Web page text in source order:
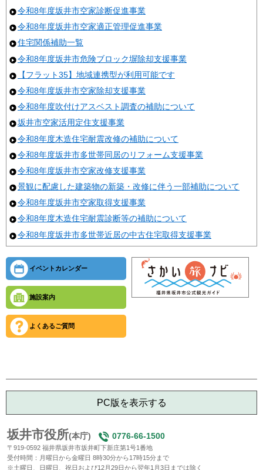
令和8年度坂井市空家診断促進事業
令和8年度坂井市空家適正管理促進事業
住宅関係補助一覧
令和8年度坂井市危険ブロック塀除却支援事業
【フラット35】地域連携型が利用可能です
令和8年度坂井市空家除却支援事業
令和8年度吹付けアスベスト調査の補助について
坂井市空家活用定住支援事業
令和8年度木造住宅耐震改修の補助について
令和8年度坂井市多世帯同居のリフォーム支援事業
令和8年度坂井市空家改修支援事業
景観に配慮した建築物の新築・改修に伴う一部補助について
令和8年度坂井市空家取得支援事業
令和8年度木造住宅耐震診断等の補助について
令和8年度坂井市多世帯近居の中古住宅取得支援事業
イベントカレンダー
施設案内
よくあるご質問
PC版を表示する
坂井市役所(本庁) 0776-66-1500
〒919-0592 福井県坂井市坂井町下新庄第1号1番地
受付時間：月曜日から金曜日 8時30分から17時15分まで
※土曜日、日曜日、祝日および12月29日から翌年1月3日までは除く